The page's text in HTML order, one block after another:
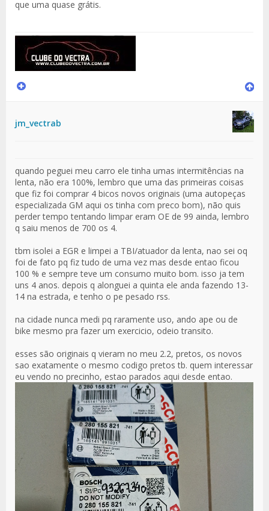
que uma quase grátis.
jm_vectrab
quando peguei meu carro ele tinha umas intermitências na
lenta, não era 100%, lembro que uma das primeiras coisas
que fiz foi comprar 4 bicos novos originais (uma autopeças
especializada GM aqui os tinha com preco bom), não quis
perder tempo tentando limpar eram OE de 99 ainda, lembro
q saiu menos de 700 os 4.
tbm isolei a EGR e limpei a TBI/atuador da lenta, nao sei oq
foi de fato pq fiz tudo de uma vez mas desde entao ficou
100 % e sempre teve um consumo muito bom. isso ja tem
uns 4 anos. depois q alonguei a quinta ele anda fazendo 13-
14 na estrada, e tenho o pe pesado rss.
na cidade nunca medi pq raramente uso, ando ape ou de
bike mesmo pra fazer um exercicio, odeio transito.
esses são originais q vieram no meu 2.2, pretos, os novos
sao exatamente o mesmo codigo pretos tb. quem interessar
eu vendo no precinho, estao parados aqui desde entao.